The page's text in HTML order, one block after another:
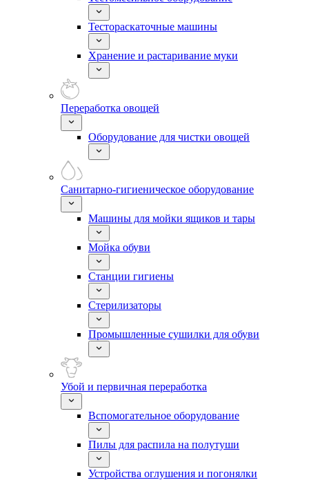
Тестораскаточные машины
Хранение и растаривание муки
Переработка овощей
Оборудование для чистки овощей
Санитарно-гигиеническое оборудование
Машины для мойки ящиков и тары
Мойка обуви
Станции гигиены
Стерилизаторы
Промышленные сушилки для обуви
Убой и первичная переработка
Вспомогательное оборудование
Пилы для распила на полутуши
Устройства оглушения и погонялки